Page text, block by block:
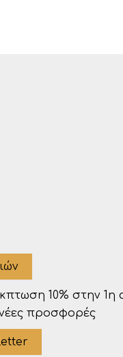
10% στην 1η
νέες προσφορές